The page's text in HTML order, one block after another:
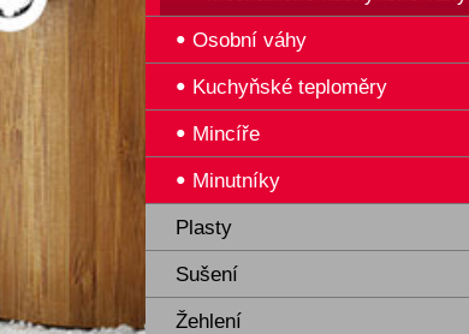
Osobní váhy
Kuchyňské teploměry
Mincíře
Minutníky
Plasty
Sušení
Žehlení